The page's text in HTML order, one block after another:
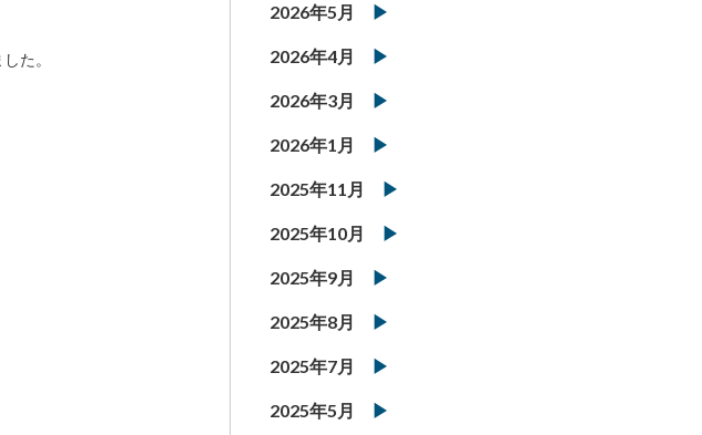
た。
2026年5月
2026年4月
2026年3月
2026年1月
2025年11月
2025年10月
2025年9月
2025年8月
2025年7月
2025年5月